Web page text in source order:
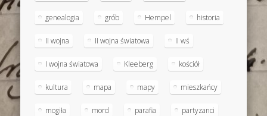
genealogia grób Hempel historia
II wojna II wojna światowa II wś
I wojna światowa Kleeberg kościół
kultura mapa mapy mieszkańcy
mogiła mord parafia partyzanci